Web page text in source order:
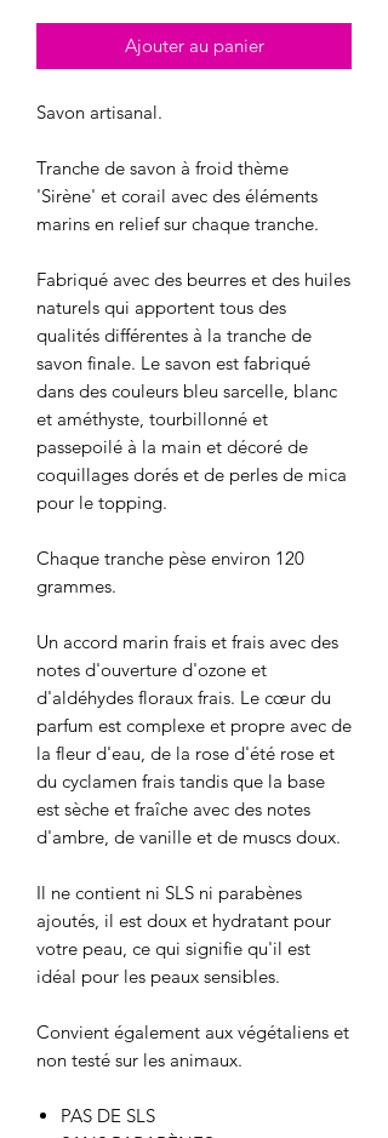
Ajouter au panier
Savon artisanal.
Tranche de savon à froid thème
'Sirène' et corail avec des éléments
marins en relief sur chaque tranche.
Fabriqué avec des beurres et des huiles
naturels qui apportent tous des
qualités différentes à la tranche de
savon finale. Le savon est fabriqué
dans des couleurs bleu sarcelle, blanc
et améthyste, tourbillonné et
passepoilé à la main et décoré de
coquillages dorés et de perles de mica
pour le topping.
Chaque tranche pèse environ 120
grammes.
Un accord marin frais et frais avec des
notes d'ouverture d'ozone et
d'aldéhydes floraux frais. Le cœur du
parfum est complexe et propre avec de
la fleur d'eau, de la rose d'été rose et
du cyclamen frais tandis que la base
est sèche et fraîche avec des notes
d'ambre, de vanille et de muscs doux.
Il ne contient ni SLS ni parabènes
ajoutés, il est doux et hydratant pour
votre peau, ce qui signifie qu'il est
idéal pour les peaux sensibles.
Convient également aux végétaliens et
non testé sur les animaux.
PAS DE SLS